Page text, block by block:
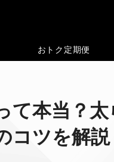
おトク 定期便
て本当？
コツを解説